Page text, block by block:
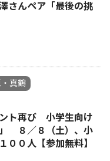
さんペア「最後の挑
真鶴
ト再び 小学生向け
」 ８／８（土）、小
００人【参加無料】